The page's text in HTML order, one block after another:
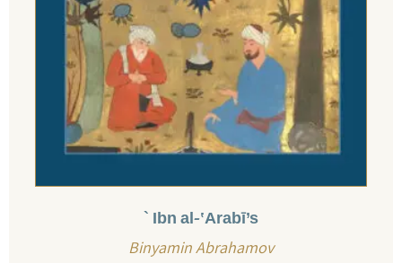
Ibn al-‛Arabī’s `
Binyamin Abrahamov